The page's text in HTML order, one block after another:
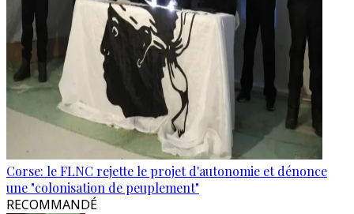
Corse: le FLNC rejette le projet d'autonomie et dénonce
une "colonisation de peuplement"
RECOMMANDÉ